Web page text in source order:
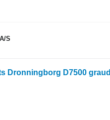
S
Dronningborg D7500